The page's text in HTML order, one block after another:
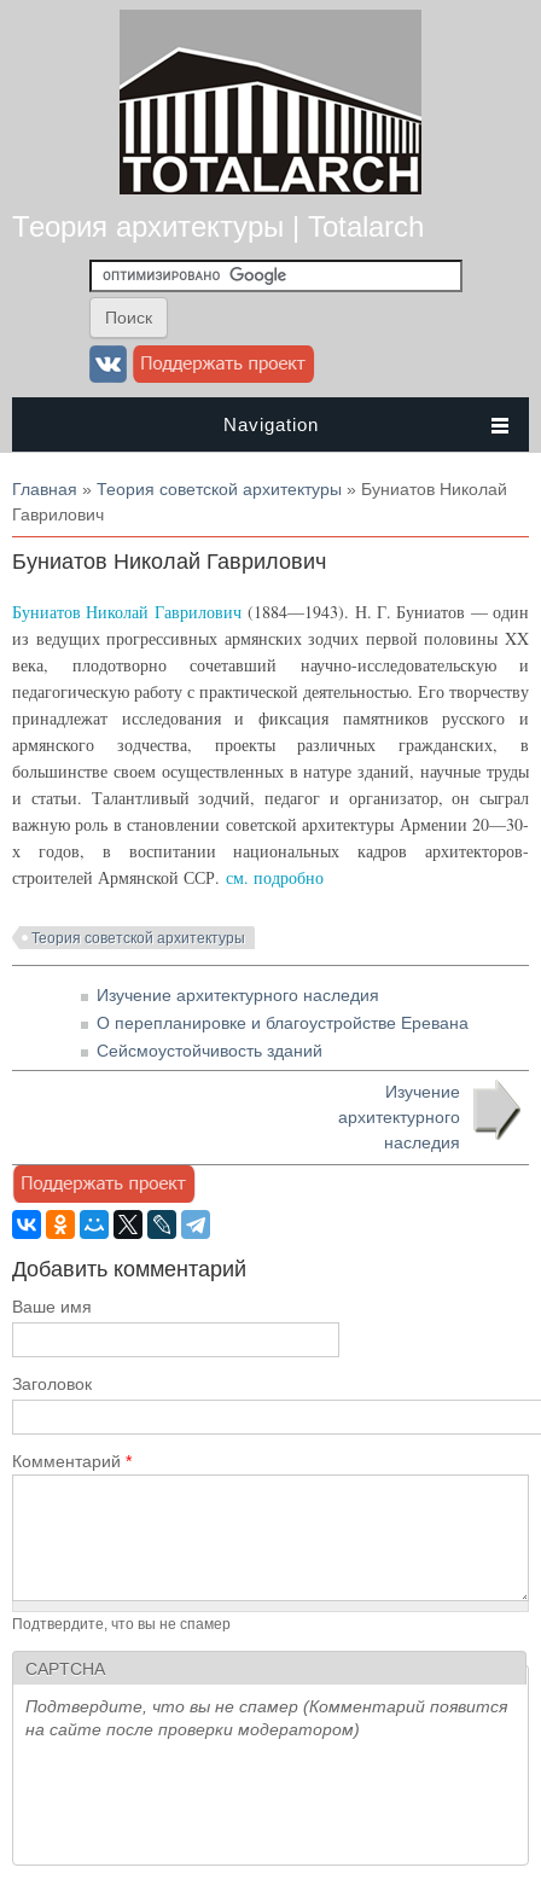
Теория архитектуры | Totalarch
Navigation
Вы здесь
Главная » Теория советской архитектуры » Буниатов Николай
Гаврилович
Буниатов Николай Гаврилович
Буниатов Николай Гаврилович(1884—1943). Н. Г. Буниатов — один
из ведущих прогрессивных армянских зодчих первой половины XX
века, плодотворно сочетавший научно-исследовательскую и
педагогическую работу с практической деятельностью. Его творчеству
принадлежат исследования и фиксация памятников русского и
армянского зодчества, проекты различных гражданских, в
большинстве своем осуществленных в натуре зданий, научные труды
и статьи. Талантливый зодчий, педагог и организатор, он сыграл
важную роль в становлении советской архитектуры Армении 20—30-
х годов, в воспитании национальных кадров архитекторов-
строителей Армянской ССР. см. подробно
Теория советской архитектуры
Изучение архитектурного наследия
О перепланировке и благоустройстве Еревана
Сейсмоустойчивость зданий
Изучение
архитектурного
наследия
Добавить комментарий
Ваше имя
Заголовок
Комментарий *
Подтвердите, что вы не спамер
CAPTCHA
Подтвердите, что вы не спамер (Комментарий появится
на сайте после проверки модератором)